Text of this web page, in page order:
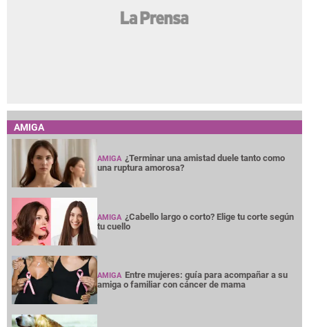
AMIGA
AMIGA ¿Terminar una amistad duele tanto como
una ruptura amorosa?
AMIGA ¿Cabello largo o corto? Elige tu corte según
tu cuello
AMIGA Entre mujeres: guía para acompañar a su
amiga o familiar con cáncer de mama